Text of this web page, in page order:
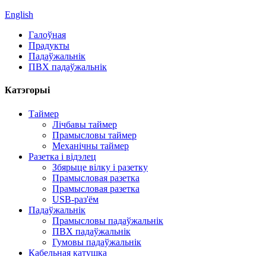
English
Галоўная
Прадукты
Падаўжальнік
ПВХ падаўжальнік
Катэгорыі
Таймер
Лічбавы таймер
Прамысловы таймер
Механічны таймер
Разетка і відэлец
Збярыце вілку і разетку
Прамысловая разетка
Прамысловая разетка
USB-раз'ём
Падаўжальнік
Прамысловы падаўжальнік
ПВХ падаўжальнік
Гумовы падаўжальнік
Кабельная катушка